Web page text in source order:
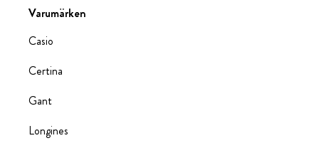
Varumärken
Casio
Certina
Gant
Longines